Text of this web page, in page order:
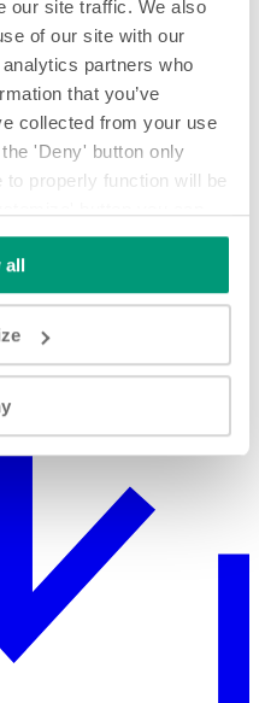
our site traffic. We also
of our site with our
partners who
that you’ve
collected from your use
'Deny' button only
properly function will be
of cookies you want to
policy.
all